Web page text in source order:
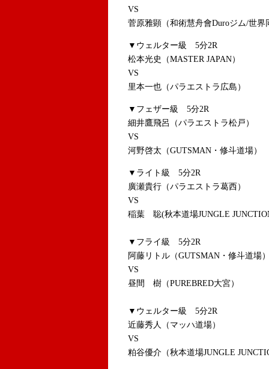
VS
菅原雅顕（和術慧舟會Duroジム/世界
▼ウェルター級 5分2R
松本光史（MASTER JAPAN）
VS
里本一也（パラエストラ広島）
▼フェザー級 5分2R
細井鷹飛呂（パラエストラ松戸）
VS
河野啓太（GUTSMAN・修斗道場）
▼ライト級 5分2R
廣瀬貴行（パラエストラ葛西）
VS
稲葉 聡(秋本道場JUNGLE
▼フライ級 5分2R
阿藤リトル（GUTSMAN・修斗道場
VS
昼間 樹（PUREBRED大宮）
▼ウェルター級 5分2R
近藤秀人（マッハ道場）
VS
粕谷優介（秋本道場JUNGLE